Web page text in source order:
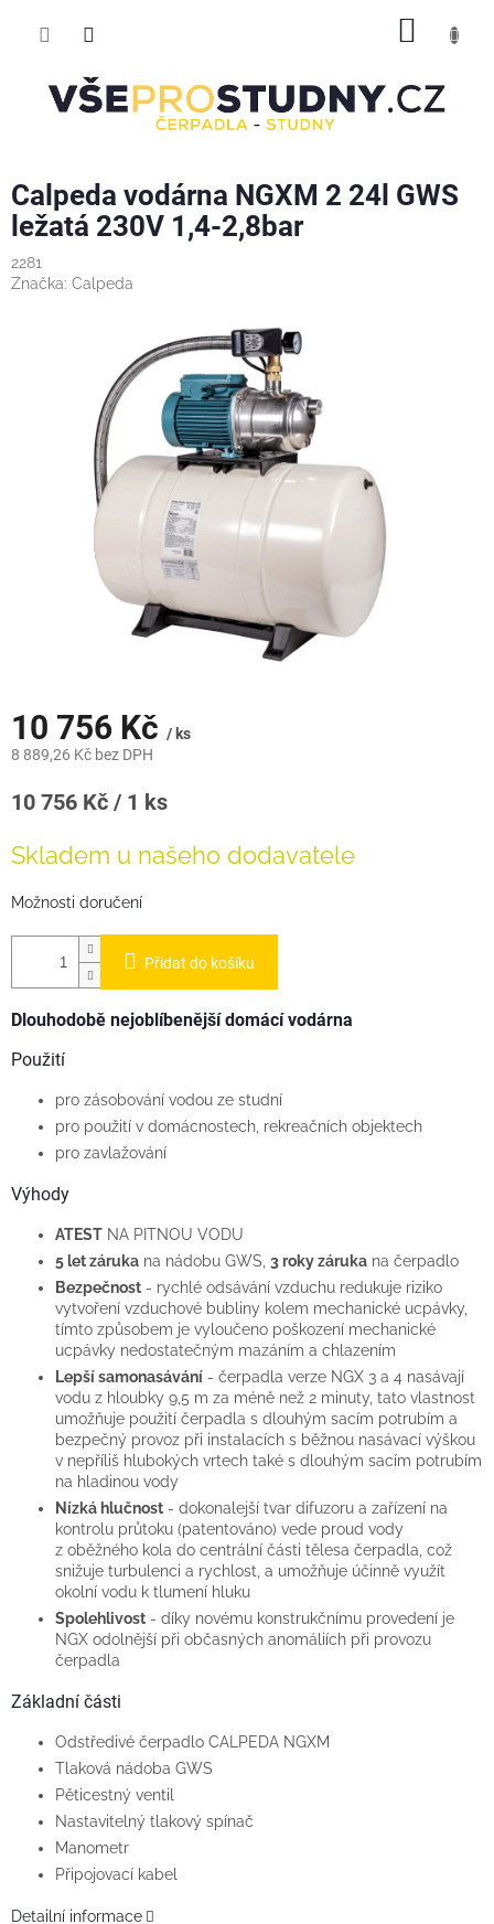
Calpeda vodárna NGXM 2 24l GWS
ležatá 230V 1,4-2,8bar
2281
Značka: Calpeda
10 756 Kč / ks
8 889,26 Kč bez DPH
Měrná
10 756 Kč / 1 ks
Skladem u našeho dodavatele
Možnosti doručení
Přidat do košíku
Dlouhodobě nejoblíbenější domácí vodárna
Použití
pro zásobování vodou ze studní
pro použití v domácnostech, rekreačních objektech
pro zavlažování
Výhody
ATEST NA PITNOU VODU
5 let záruka na nádobu GWS, 3 roky záruka na čerpadlo
Bezpečnost - rychlé odsávání vzduchu redukuje riziko
vytvoření vzduchové bubliny kolem mechanické ucpávky,
tímto způsobem je vyloučeno poškození mechanické
ucpávky nedostatečným mazáním a chlazením
Lepší samonasávání - čerpadla verze NGX 3 a 4 nasávají
vodu z hloubky 9,5 m za méně než 2 minuty, tato vlastnost
umožňuje použití čerpadla s dlouhým sacím potrubím a
bezpečný provoz při instalacích s běžnou nasávací výškou
v nepříliš hlubokých vrtech také s dlouhým sacím potrubím
na hladinou vody
Nízká hlučnost - dokonalejší tvar difuzoru a zařízení na
kontrolu průtoku (patentováno) vede proud vody
z oběžného kola do centrální části tělesa čerpadla, což
snižuje turbulenci a rychlost, a umožňuje účinně využít
okolní vodu k tlumení hluku
Spolehlivost - díky novému konstrukčnímu provedení je
NGX odolnější při občasných anomáliích při provozu
čerpadla
Základní části
Odstředivé čerpadlo CALPEDA NGXM
Tlaková nádoba GWS
Pěticestný ventil
Nastavitelný tlakový spínač
Manometr
Připojovací kabel
Detailní informace